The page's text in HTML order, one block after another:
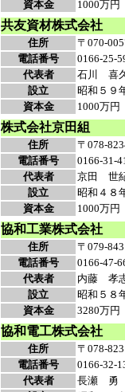
資本金 1000万円
共友資材株式会社
住所
〒070-
電話番号
0166-25-
代表者
石川 喜
設立
昭和５９
資本金
1000万円
株式会社京田組
住所
〒078-
電話番号
0166-31-
代表者
京田 世
設立
昭和４８
資本金
1000万円
協和工業株式会社
住所
〒079-
電話番号
0166-47-
代表者
内藤 孝
設立
昭和５８
資本金
3280万円
協和電工株式会社
住所
〒078-
電話番号
0166-32-
代表者
長瀬 勇